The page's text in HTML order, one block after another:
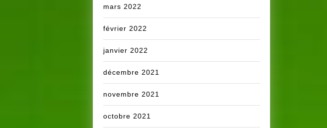
mars 2022
février 2022
janvier 2022
décembre 2021
novembre 2021
octobre 2021